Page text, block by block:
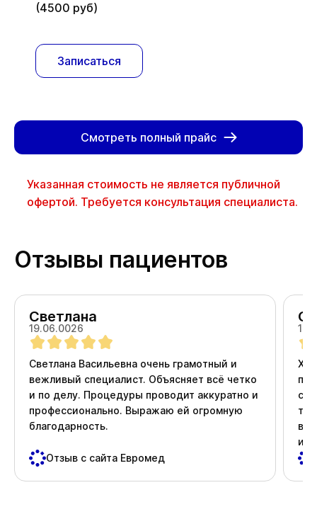
(4500 руб)
Записаться
Смотреть полный прайс
Указанная стоимость не является публичной
офертой. Требуется консультация специалиста.
Отзывы пациентов
Светлана
19.06.0026
Светлана Васильевна очень грамотный и
вежливый специалист. Объясняет всё четко
и по делу. Процедуры проводит аккуратно и
профессионально. Выражаю ей огромную
благодарность.
Отзыв с сайта Евромед
и